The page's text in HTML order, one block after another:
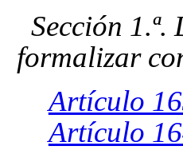
Sección
formalizar
Artículo
Artículo